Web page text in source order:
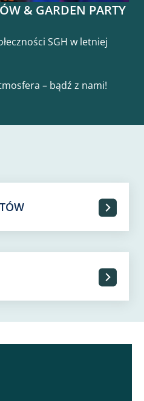
& GARDEN PARTY
SGH w letniej
– bądź z nami!